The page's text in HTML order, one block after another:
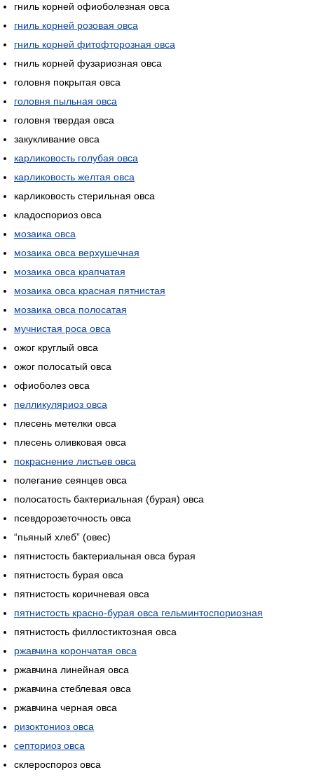
гниль корней офиоболезная овса
гниль корней розовая овса
гниль корней фитофторозная овса
гниль корней фузариозная овса
головня покрытая овса
головня пыльная овса
головня твердая овса
закукливание овса
карликовость голубая овса
карликовость желтая овса
карликовость стерильная овса
кладоспориоз овса
мозаика овса
мозаика овса верхушечная
мозаика овса крапчатая
мозаика овса красная пятнистая
мозаика овса полосатая
мучнистая роса овса
ожог круглый овса
ожог полосатый овса
офиоболез овса
пелликуляриоз овса
плесень метелки овса
плесень оливковая овса
покраснение листьев овса
полегание сеянцев овса
полосатость бактериальная (бурая) овса
псевдорозеточность овса
“пьяный хлеб” (овес)
пятнистость бактериальная овса бурая
пятнистость бурая овса
пятнистость коричневая овса
пятнистость красно-бурая овса гельминтоспориозная
пятнистость филлостиктозная овса
ржавчина корончатая овса
ржавчина линейная овса
ржавчина стеблевая овса
ржавчина черная овса
ризоктониоз овса
септориоз овса
склероспороз овса